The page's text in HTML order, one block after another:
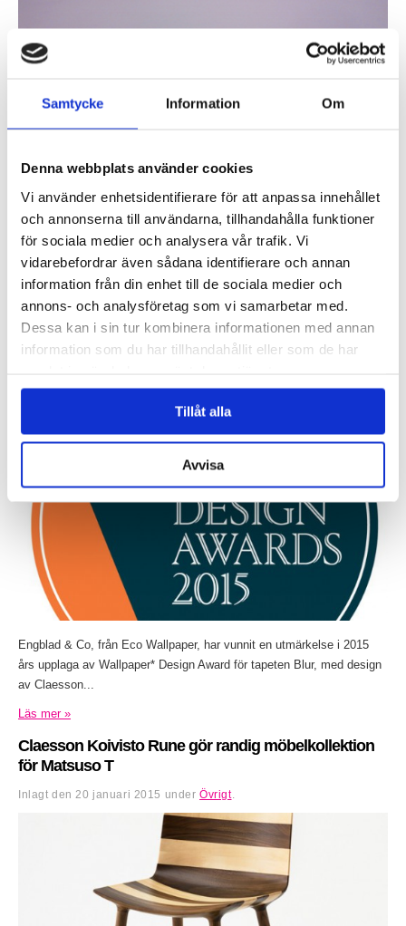
Samtycke Information Om
Denna webbplats använder cookies
Vi använder enhetsidentifierare för att anpassa innehållet
och annonserna till användarna, tillhandahålla funktioner
för sociala medier och analysera vår trafik. Vi
vidarebefordrar även sådana identifierare och annan
information från din enhet till de sociala medier och
annons- och analysföretag som vi samarbetar med.
Dessa kan i sin tur kombinera informationen med annan
information som du har tillhandahållit eller som de har
Tillåt alla
Avvisa
Våra arkitekter Claesson Koivisto Rune designar även möbler och
andra föremål. Nu startar man ett nytt designmärke för just mindre
prydnads- och nyttoföremål. Läs mer.
Läs mer »
underÖvrigt
Engblad & Co, från Eco Wallpaper, har vunnit en utmärkelse i 2015
års upplaga av Wallpaper* Design Award för tapeten Blur, med design
av Claesson...
Läs mer »
Claesson Koivisto Rune gör randig möbelkollektion
för Matsuso T
Inlagt den 20 januari 2015 underÖvrigt.